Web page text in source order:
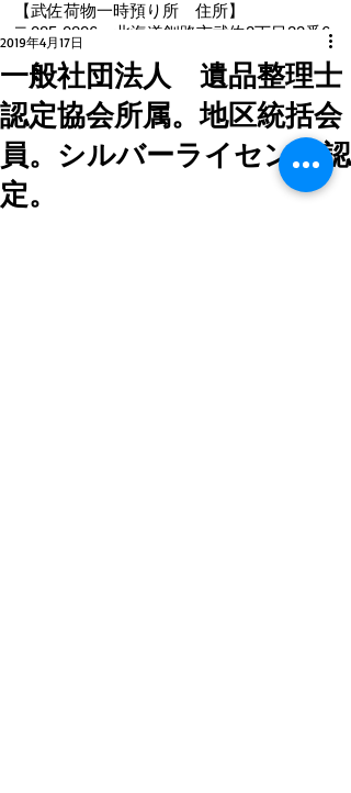
【武佐荷物一時預り所 住所】
〒085-0806 北海道釧路市武佐2丁目22番6
【電 話・FAX】 ０１５４－３５－０９８７
【メール】 eigan@ab.auone-net.jp
【営業時間】 ９：００～１８：００
【定休日】 日曜､祝日
【インボイス登録番号】T1810632866930
【氏名又は名称】早坂昭平
一般社団法人 遺品整理士
認定協会所属。地区統括会
員。シルバーライセンス認
定。
2019年4月17日